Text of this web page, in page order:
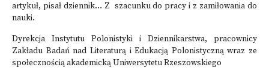
artykuł, pisał dziennik… Z szacunku do pracy i z zamiłowania do
nauki.
Dyrekcja Instytutu Polonistyki i Dziennikarstwa, pracownicy
Zakładu Badań nad Literaturą i Edukacją Polonistyczną wraz ze
społecznością akademicką Uniwersytetu Rzeszowskiego